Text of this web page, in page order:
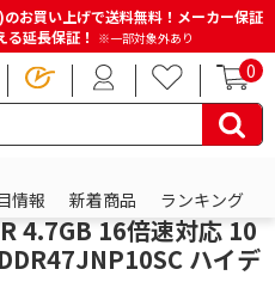
お買い上げで送料無料！メーカー保証
延長保証！ ※一部対象外あり
0
情報 新着商品 ランキング
コン・周辺機器・PCソフト
4.7GB 16倍速対応 10
ハイデ